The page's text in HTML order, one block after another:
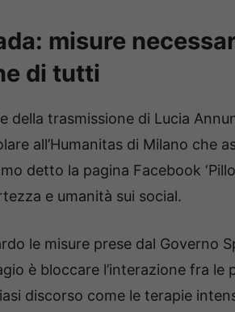
misure
di tutti
della trasmissione di Lucia
all’Humanitas di Milano che
detto la pagina Facebook
e umanità sui social.
le misure prese dal Governo
è bloccare l’interazione fra le
discorso come le terapie